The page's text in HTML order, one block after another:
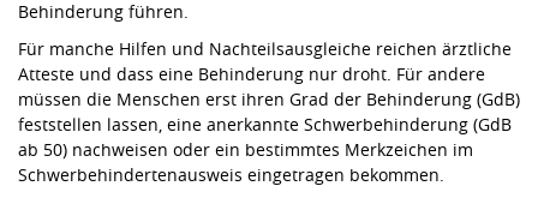
Behinderung führen.
Für manche Hilfen und Nachteilsausgleiche reichen ärztliche
Atteste und dass eine Behinderung nur droht. Für andere
müssen die Menschen erst ihren Grad der Behinderung (GdB)
feststellen lassen, eine anerkannte Schwerbehinderung (GdB
ab 50) nachweisen oder ein bestimmtes Merkzeichen im
Schwerbehindertenausweis eingetragen bekommen.